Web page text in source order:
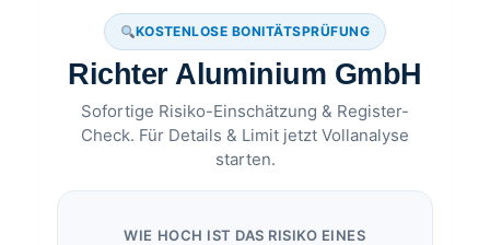
KOSTENLOSE BONITÄTSPRÜFUNG
Richter Aluminium GmbH
Sofortige Risiko-Einschätzung & Register-
Check. Für Details & Limit jetzt Vollanalyse
starten.
WIE HOCH IST DAS RISIKO EINES